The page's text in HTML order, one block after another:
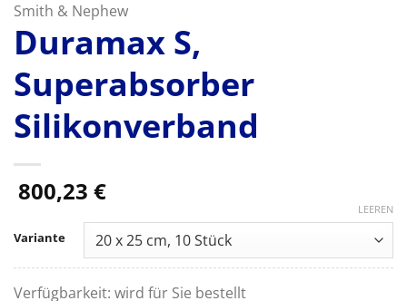
Smith & Nephew
Duramax S,
Superabsorber
Silikonverband
800,23 €
Variante
LEEREN
Verfügbarkeit: wird für Sie bestellt